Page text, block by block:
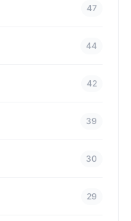
47
44
42
39
30
29